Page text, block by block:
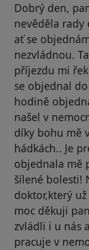
Dobrý den,
nevěděla
ať se
nezvládnou.
příjezdu mi
se objednal
hodině
našel v
díky bohu mě
hádkách.. Je
objednala mě
šílené bolesti!
doktor,který
moc děkuji
zvládli i u nás
pracuje v